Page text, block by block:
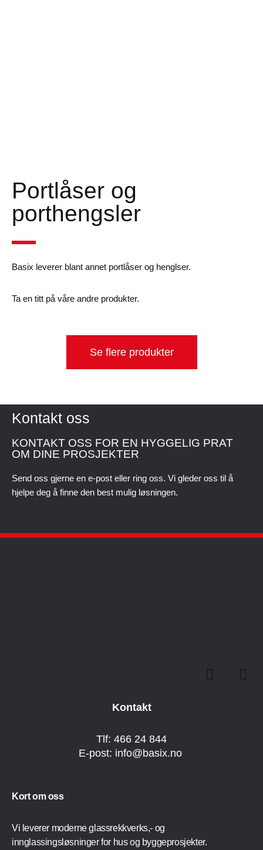
Portlåser og
porthengsler
Basix leverer blant annet portlåser og henglser.
Ta en titt på våre andre produkter.
Se flere produkter
Kontakt oss
KONTAKT OSS FOR EN HYGGELIG PRAT
OM DINE PROSJEKTER
Send oss gjerne en e-post eller ring oss. Vi gleder oss til å
hjelpe deg å finne den best mulig løsningen.
Kontakt
Tlf: 466 24 844
E-post: info@basix.no
Kort om oss
Vi leverer moderne glassrekkverks,- og
innglassingsløsninger for hus og byggeprosjekter.